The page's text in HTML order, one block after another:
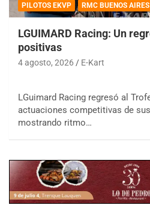
PILOTOS EKVP RMC BUENOS AIRES
LGUIMARD Racing: Un
positivas
4 agosto, 2026 E-Kart
LGuimard Racing regresó al
actuaciones competitivas de
mostrando ritmo…
COBERTURA ESPECIAL DE E-
08/09-AGO
IAME SERIES ARGENTINA 6
Ramiro Tot (Asfalto)
KDO - F6
Ciudad de Trenque Lauquen (Asfalto)
Trenque Lauquen (Buenos Aires)